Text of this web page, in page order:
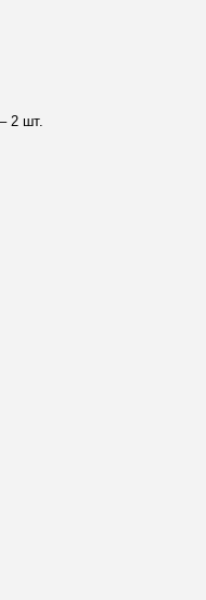
2 шт.